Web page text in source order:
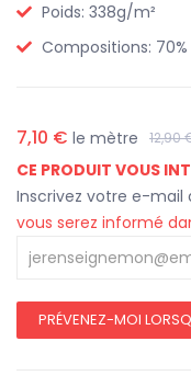
Poids: 338g/m²
Compositions:
7,10 € le mètre 12,90
CE PRODUIT VOUS
Inscrivez votre e-mail
vous serez informé
PRÉVENEZ-MOI